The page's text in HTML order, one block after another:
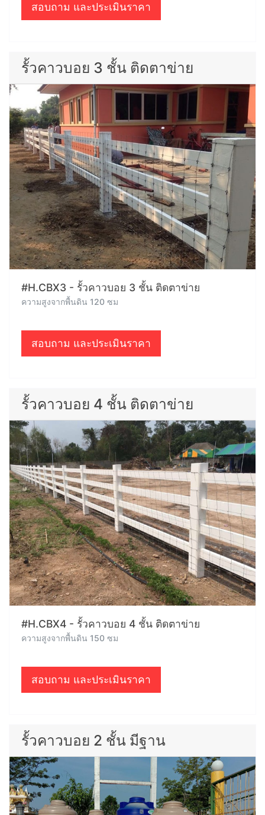
สอบถาม และประเมินราคา
รั้วคาวบอย 3 ชั้น ติดตาข่าย
#H.CBX3 - รั้วคาวบอย 3 ชั้น ติดตาข่าย
ความสูงจากพื้นดิน 120 ซม
สอบถาม และประเมินราคา
รั้วคาวบอย 4 ชั้น ติดตาข่าย
#H.CBX4 - รั้วคาวบอย 4 ชั้น ติดตาข่าย
ความสูงจากพื้นดิน 150 ซม
สอบถาม และประเมินราคา
รั้วคาวบอย 2 ชั้น มีฐาน